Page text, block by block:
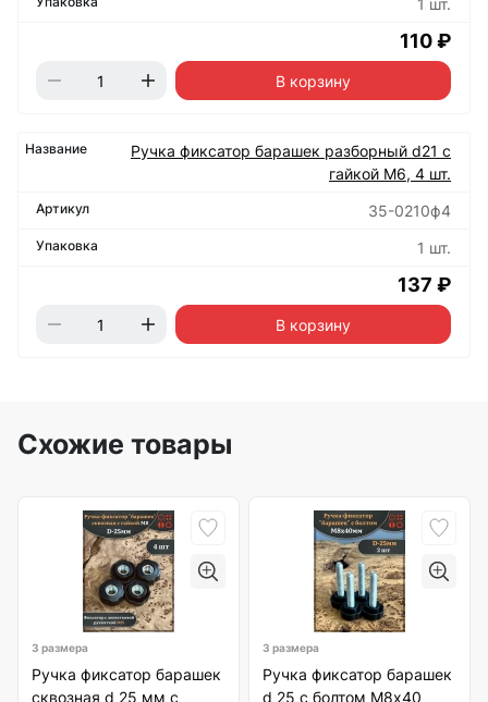
1 шт.
110 ₽
В корзину
Ручка фиксатор барашек разборный d21 с
гайкой М6, 4 шт.
35-0210ф4
1 шт.
137 ₽
В корзину
Схожие товары
3 размера
Ручка фиксатор барашек
сквозная d 25 мм с
3 размера
Ручка фиксатор барашек
d 25 с болтом М8х40